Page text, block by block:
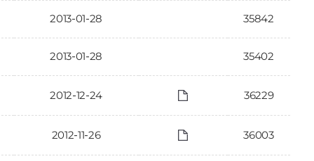
2013-01-28 35842
2013-01-28 35402
2012-12-24 36229
2012-11-26 36003